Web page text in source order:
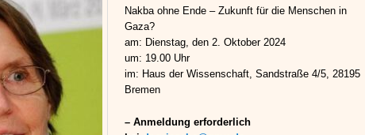
Nakba ohne Ende – Zukunft für die Menschen in
Gaza?
am: Dienstag, den 2. Oktober 2024
um: 19.00 Uhr
im: Haus der Wissenschaft, Sandstraße 4/5, 28195
Bremen
– Anmeldung erforderlich